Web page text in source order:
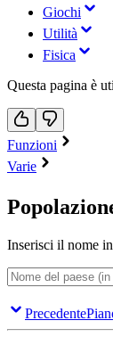
Giochi
Utilità
Fisica
Questa pagina è
Funzioni
Varie
Inserisci il nome
Precedente